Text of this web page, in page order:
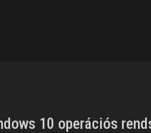
10 operációs